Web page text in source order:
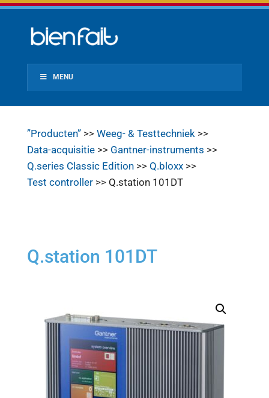
MENU
”Producten”>> Weeg- & Testtechniek>>
Data-acquisitie>> Gantner-instruments >>
Q.series Classic Edition>> Q.bloxx>>
Test controller>> Q.station 101DT
Q.station 101DT